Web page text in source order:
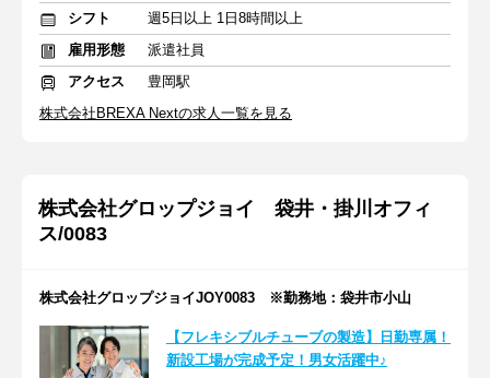
シフト
週5日以上 1日8時間以上
雇用形態
派遣社員
アクセス
豊岡駅
株式会社BREXA Nextの求人一覧を見る
株式会社グロップジョイ 袋井・掛川オフィ
ス/0083
株式会社グロップジョイJOY0083 ※勤務地：袋井市小山
【フレキシブルチューブの製造】日勤専属！
新設工場が完成予定！男女活躍中♪